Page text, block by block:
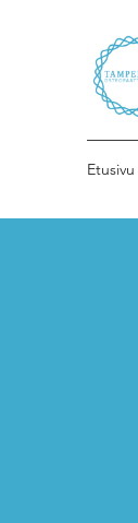
Etusivu